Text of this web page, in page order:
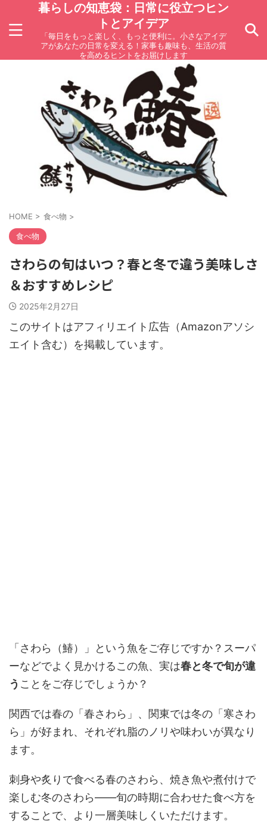
暮らしの知恵袋：日常に役立つヒン
トとアイデア
「毎日をもっと楽しく、もっと便利に。小さなアイデ
アがあなたの日常を変える！家事も趣味も、生活の質
を高めるヒントをお届けします
HOME > 食べ物 >
食べ物
さわらの旬はいつ？春と冬で違う美味しさ
＆おすすめレシピ
2025年2月27日
このサイトはアフィリエイト広告（Amazonアソシ
エイト含む）を掲載しています。
「さわら（鰆）」という魚をご存じですか？スーパ
ーなどでよく見かけるこの魚、実は春と冬で旬が違
う ことをご存じでしょうか？
関西では春の「春さわら」、関東では冬の「寒さわ
ら」が好まれ、それぞれ脂のノリや味わいが異なり
ます。
刺身や炙りで食べる春のさわら、焼き魚や煮付けで
楽しむ冬のさわら――旬の時期に合わせた食べ方を
することで、より一層美味しくいただけます。